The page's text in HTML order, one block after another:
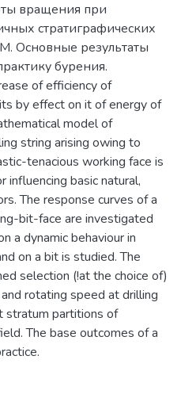
вращения при
стратиграфических
Основные результаты
бурения.
of efficiency of
by effect on it of energy of
model of
string arising owing to
tenacious working face is
influencing basic natural,
The response curves of a
bit-face are investigated
a dynamic behaviour in
on a bit is studied. The
selection (!at the choice of)
rotating speed at drilling
stratum partitions of
The base outcomes of a